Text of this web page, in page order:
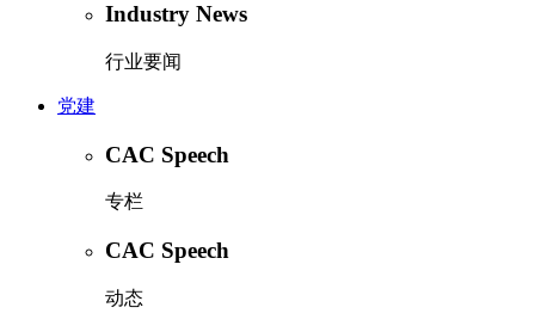
Industry News
行业要闻
党建
CAC Speech
专栏
CAC Speech
动态